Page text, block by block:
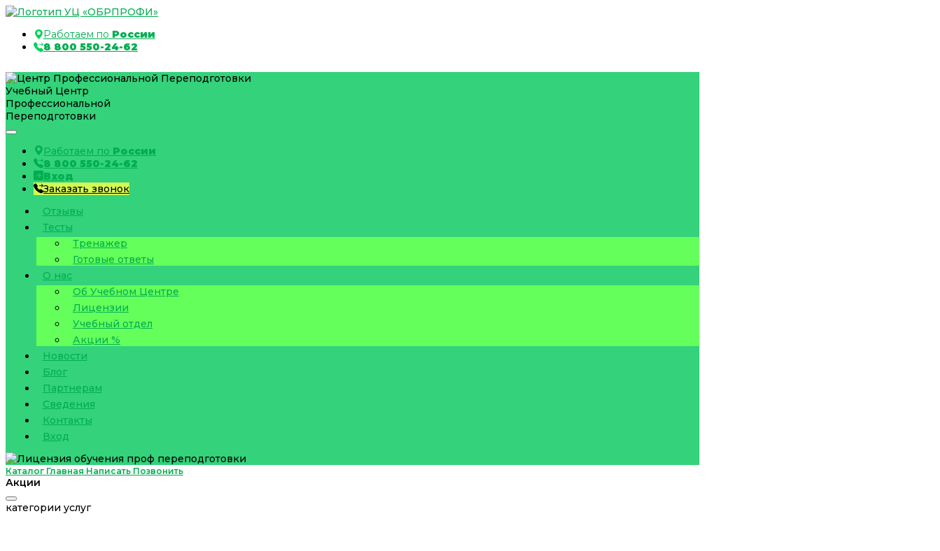
Работаем по России
8 800 550-24-62
Учебный Центр
Профессиональной
Переподготовки
Работаем по России
8 800 550-24-62
Вход
Заказать звонок
Отзывы
Тесты
Тренажер
Готовые ответы
О нас
Об Учебном Центре
Лицензии
Учебный отдел
Акции %
Новости
Блог
Партнерам
Сведения
Контакты
Вход
Каталог Главная Написать Позвонить
Акции
категории услуг